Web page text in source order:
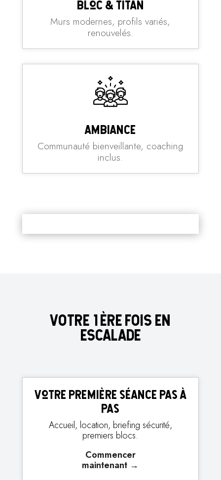
Bloc & Titan
Murs modernes, profils variés,
renouvelés.
Ambiance
Communauté bienveillante, coaching
inclus.
VOTRE 1ÈRE FOIS EN
ESCALADE
Votre première séance pas à
pas
Accueil, location, briefing sécurité,
premiers blocs.
Commencer
maintenant →